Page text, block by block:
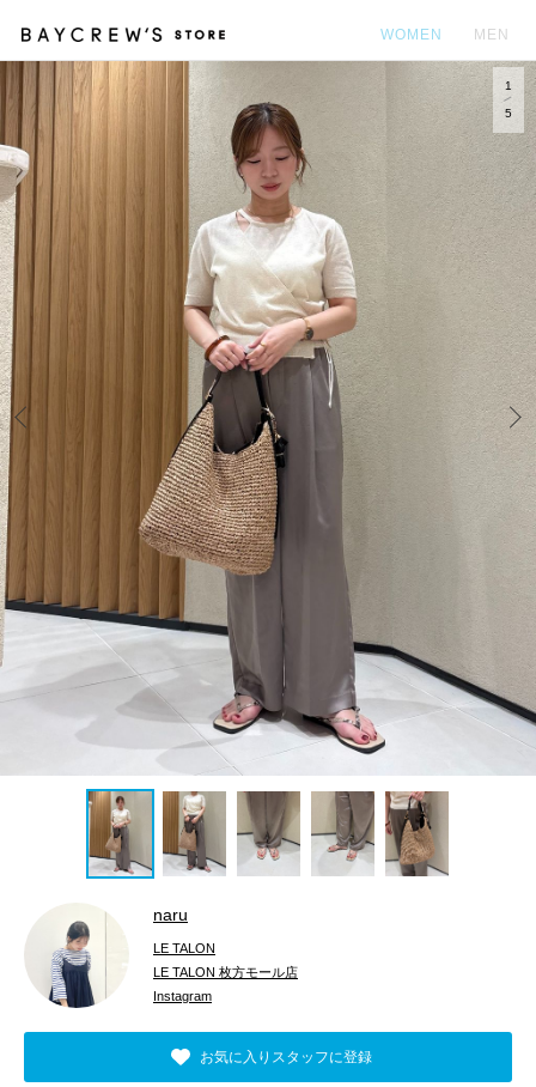
WOMEN MEN
1
5
naru
LE TALON
LE TALON 枚方モール店
Instagram
お気に入りスタッフに登録